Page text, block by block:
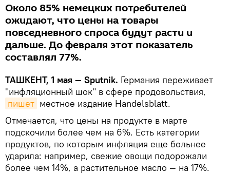
Около 85% немецких потребителей
ожидают, что цены на товары
повседневного спроса будут расти и
дальше. До февраля этот показатель
составлял 77%.
ТАШКЕНТ, 1 мая — Sputnik. Германия переживает
"инфляционный шок" в сфере продовольствия,
пишет местное издание Handelsblatt.
Отмечается, что цены на продукте в марте
подскочили более чем на 6%. Есть категории
продуктов, по которым инфляция еще больнее
ударила: например, свежие овощи подорожали
более чем 14%, а растительное масло — на 17%.